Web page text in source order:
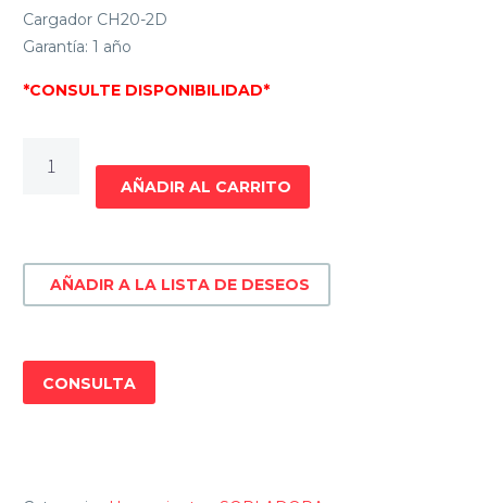
Cargador CH20-2D
Garantía: 1 año
*CONSULTE DISPONIBILIDAD*
RECARGABLE
B180
cantidad
AÑADIR AL CARRITO
AÑADIR A LA LISTA DE DESEOS
CONSULTA